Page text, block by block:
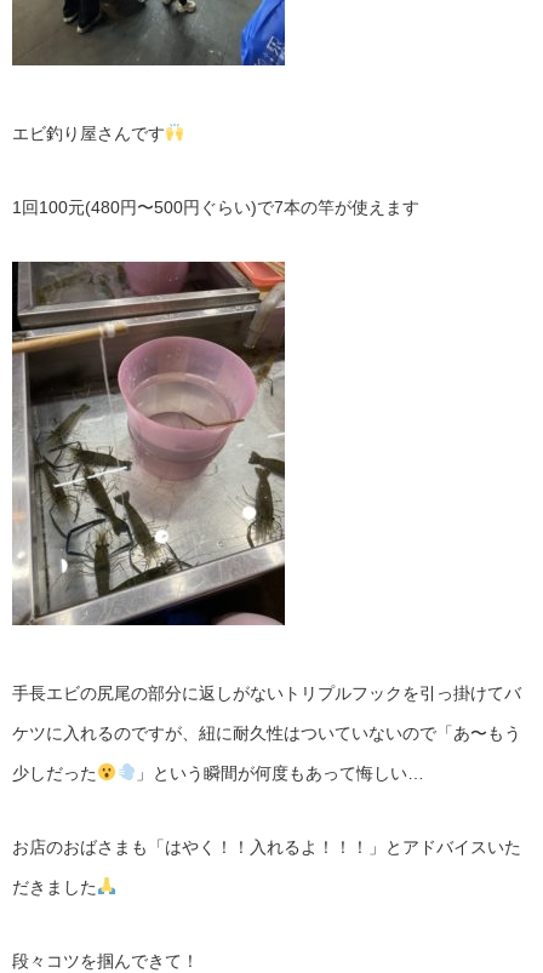
エビ釣り屋さんです
1回100元(480円〜500円ぐらい)で7本の竿が使えます
手長エビの尻尾の部分に返しがないトリプルフックを引っ掛けてバ
ケツに入れるのですが、紐に耐久性はついていないので「あ〜もう
少しだった 」という瞬間が何度もあって悔しい…
お店のおばさまも「はやく！！入れるよ！！！」とアドバイスいた
だきました
段々コツを掴んできて！